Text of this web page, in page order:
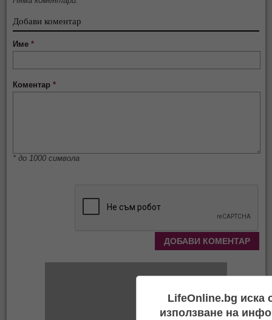
Добави коментар
Име*
Коментар*
* до 1000 символа
LifeOnline.bg иска
използване на